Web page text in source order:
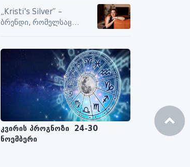
გარეთ
„Kristi's Silver“ –
ბრენდი, რომელსაც
კვირის პროგნოზი 24-30
ნოემბერი